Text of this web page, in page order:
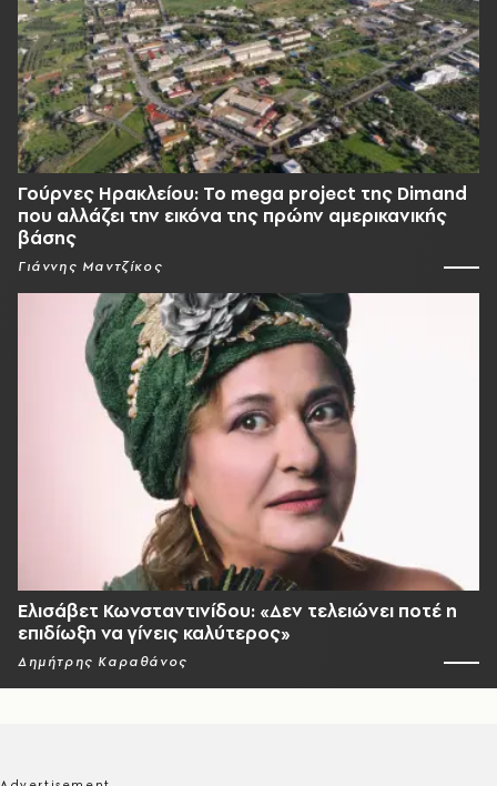
Γούρνες Ηρακλείου: To mega project της Dimand
που αλλάζει την εικόνα της πρώην αμερικανικής
βάσης
Γιάννης Μαντζίκος
Ελισάβετ Κωνσταντινίδου: «Δεν τελειώνει ποτέ η
επιδίωξη να γίνεις καλύτερος»
Δημήτρης Καραθάνος